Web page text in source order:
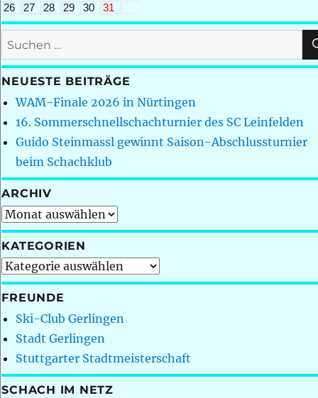
26
27 28 29 30 31
Suchen
nach:
NEUESTE BEITRÄGE
WAM-Finale 2026 in Nürtingen
16. Sommerschnellschachturnier des SC Leinfelden
Guido Steinmassl gewinnt Saison-Abschlussturnier
beim Schachklub
ARCHIV
Archiv
KATEGORIEN
Kategorien
FREUNDE
Ski-Club Gerlingen
Stadt Gerlingen
Stuttgarter Stadtmeisterschaft
SCHACH IM NETZ